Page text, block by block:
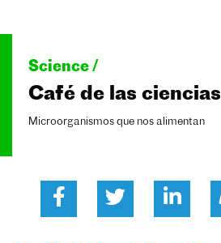
Science /
Café de las ciencias
Microorganismos que nos alimentan